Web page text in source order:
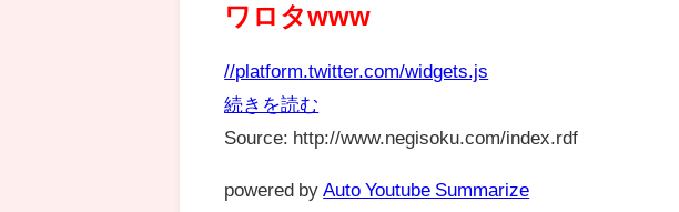
ワロタwww
//platform.twitter.com/widgets.js
続きを読む
Source: http://www.negisoku.com/index.rdf
powered by Auto Youtube Summarize